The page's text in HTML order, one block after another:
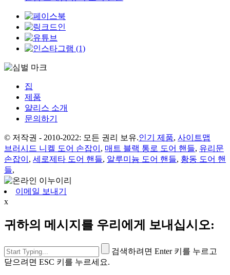
집
제품
얄리스 소개
문의하기
© 저작권 - 2010-2022: 모든 권리 보유.인기 제품, 사이트맵
브러시드 니켈 도어 손잡이 , 매트 블랙 통로 도어 핸들, 유리문
손잡이 , 세로제타 도어 핸들, 알루미늄 도어 핸들, 황동 도어 핸
들,
이메일 보내기
x
귀하의 메시지를 우리에게 보내십시오:
검색하려면 Enter 키를 누르고
닫으려면 ESC 키를 누르세요.